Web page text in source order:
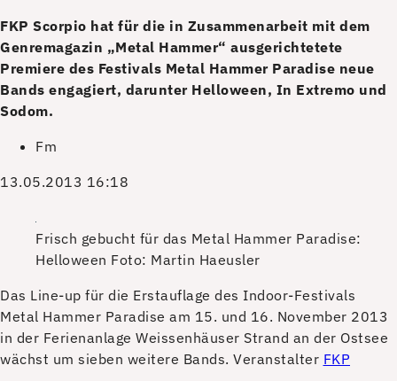
FKP Scorpio hat für die in Zusammenarbeit mit dem
Genremagazin „Metal Hammer“ ausgerichtetete
Premiere des Festivals Metal Hammer Paradise neue
Bands engagiert, darunter Helloween, In Extremo und
Sodom.
Fm
13.05.2013 16:18
Frisch gebucht für das Metal Hammer Paradise:
Helloween Foto: Martin Haeusler
Das Line-up für die Erstauflage des Indoor-Festivals
Metal Hammer Paradise am 15. und 16. November 2013
in der Ferienanlage Weissenhäuser Strand an der Ostsee
wächst um sieben weitere Bands. Veranstalter FKP